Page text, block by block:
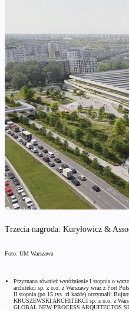
Trzecia nagroda: Kuryłowicz &
Foto: UM Warszawa
Przyznano również wyróżnienie I stopnia o
architekci sp. z o.o. z Warszawy wraz z Fort
II stopnia (po 15 tys. zł każde) otrzymali:
KRUSZEWSKI ARCHITEKCI sp. z o.o. z
GLOBAL NEW PROCESS ARQUITECTOS